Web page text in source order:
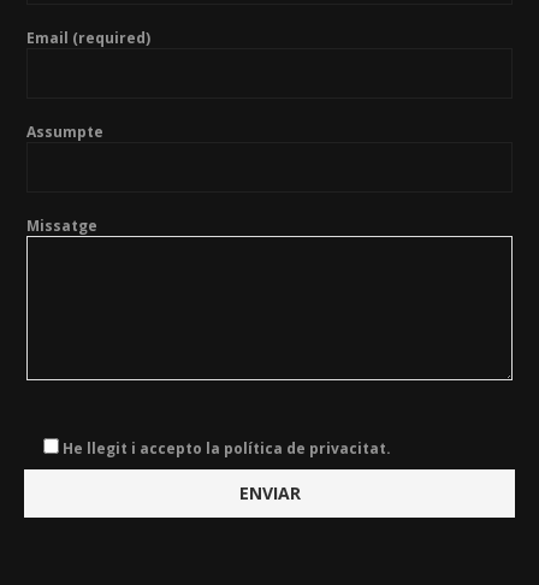
Email (required)
Assumpte
Missatge
He llegit i accepto la política de privacitat.